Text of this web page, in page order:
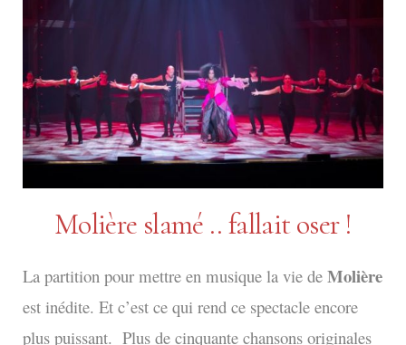
Molière slamé .. fallait oser !
La partition pour mettre en musique la vie de Molière
est inédite. Et c’est ce qui rend ce spectacle encore
plus puissant. Plus de cinquante chansons originales